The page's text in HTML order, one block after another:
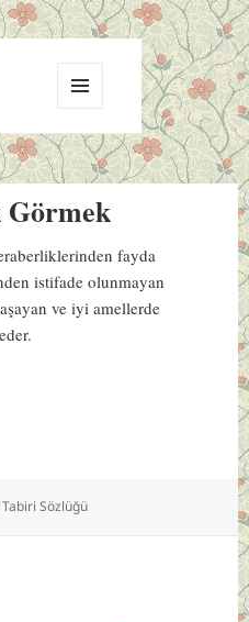
VE
BILEŞENLER
Görmek
fayda
istifade olunmayan
ve iyi amellerde
Sözlüğü